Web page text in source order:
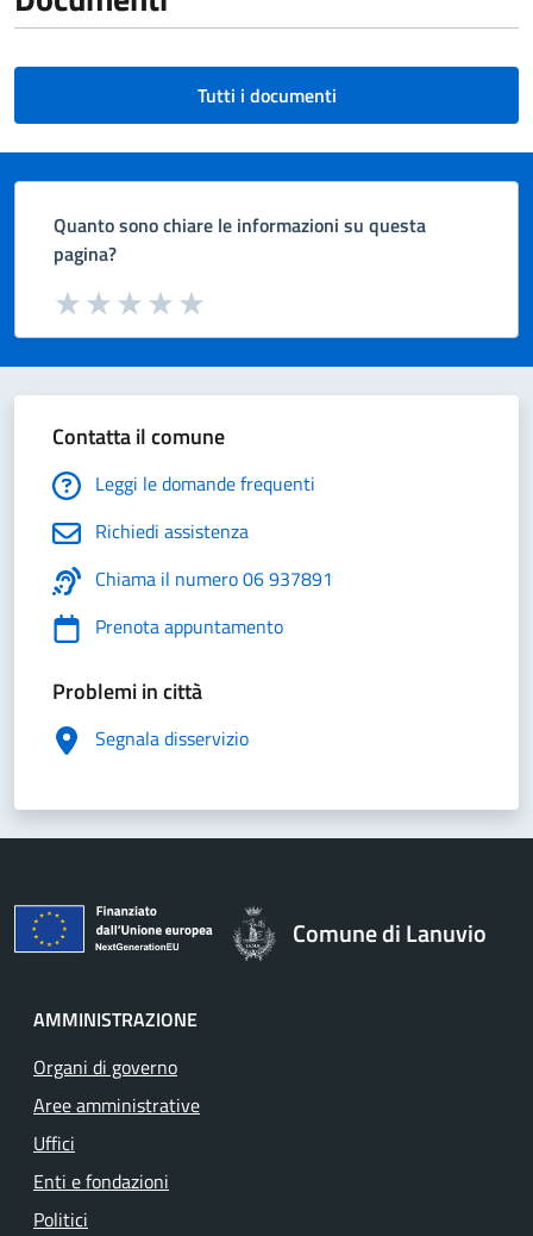
Tutti i documenti
Quanto sono chiare le informazioni su questa
pagina?
Valuta da 1 a 5 stelle la pagina
Valuta 5 stelle su 5
Valuta 4 stelle su 5
Valuta 3 stelle su 5
Valuta 2 stelle su 5
Valuta 1 stelle su 5
Contatta il comune
Leggi le domande frequenti
Richiedi assistenza
Chiama il numero 06 937891
Prenota appuntamento
Problemi in città
Segnala disservizio
Comune di Lanuvio
AMMINISTRAZIONE
Organi di governo
Aree amministrative
Uffici
Enti e fondazioni
Politici